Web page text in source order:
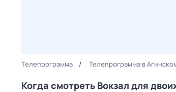
Телепрограмма Телепрограмма в
Когда смотреть Вокзал для